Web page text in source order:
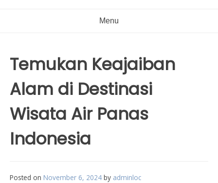
Menu
Temukan Keajaiban
Alam di Destinasi
Wisata Air Panas
Indonesia
Posted on November 6, 2024 by adminloc